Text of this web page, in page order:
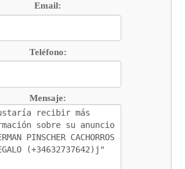
Email:
Teléfono:
Mensaje: